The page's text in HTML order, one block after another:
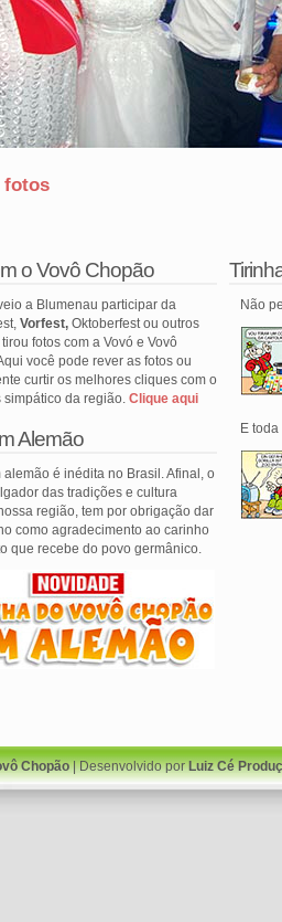
fotos
o Vovô Chopão
a Blumenau participar da
Vorfest, Oktoberfest ou outros
fotos com a Vovó e Vovô
você pode rever as fotos ou
curtir os melhores cliques com o
simpático da região. Clique aqui
Alemão
alemão é inédita no Brasil. Afinal, o
das tradições e cultura
região, tem por obrigação dar
como agradecimento ao carinho
que recebe do povo germânico.
Não
E toda
Chopão| Desenvolvido porLuiz Cé